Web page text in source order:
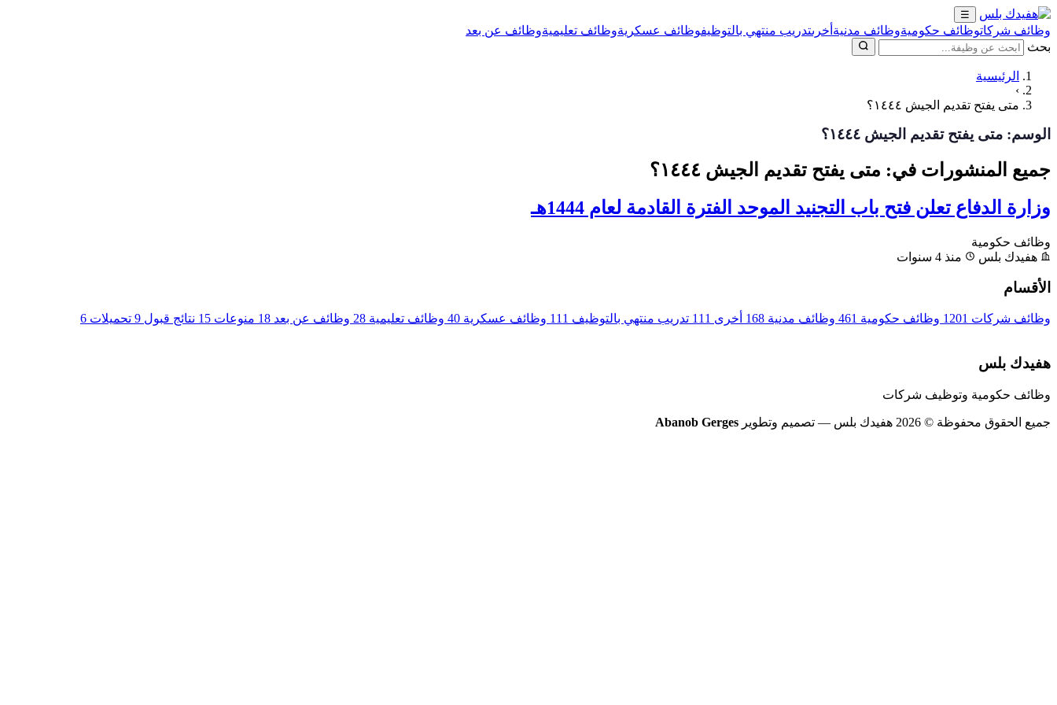
☰
وظائف شركاتوظائف حكوميةوظائف مدنية أخرىتدريب منتهي بالتوظيفوظائف عسكريةوظائف تعليميةوظائف عن بعد
بحث
الرئيسية
›
متى يفتح تقديم الجيش ١٤٤٤؟
الوسم: متى يفتح تقديم الجيش ١٤٤٤؟
جميع المنشورات في: متى يفتح تقديم الجيش ١٤٤٤؟
وزارة الدفاع تعلن فتح باب التجنيد الموحد الفترة القادمة لعام 1444هـ
وظائف حكومية
هفيدك بلس
منذ 4 سنوات
الأقسام
وظائف شركات 1201 وظائف حكومية 461 وظائف مدنية 168 أخرى 111 تدريب منتهي بالتوظيف 111 وظائف عسكرية 40 وظائف تعليمية 28 وظائف عن بعد 18 منوعات 15 نتائج قبول 9 تحميلات 6
هفيدك بلس
وظائف حكومية وتوظيف شركات
جميع الحقوق محفوظة © 2026 هفيدك بلس — تصميم وتطوير Abanob Gerges